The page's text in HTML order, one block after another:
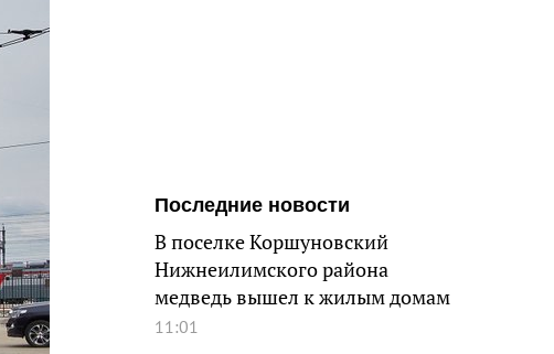
Последние новости
В поселке Коршуновский
Нижнеилимского района
медведь вышел к жилым домам
11:01